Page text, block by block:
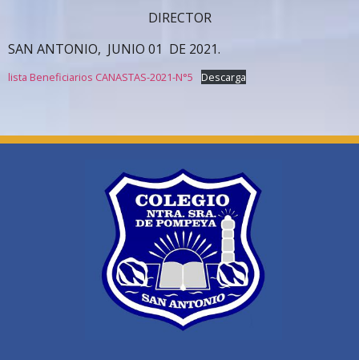
DIRECTOR
SAN ANTONIO, JUNIO 01 DE 2021.
lista Beneficiarios CANASTAS-2021-N°5 Descarga